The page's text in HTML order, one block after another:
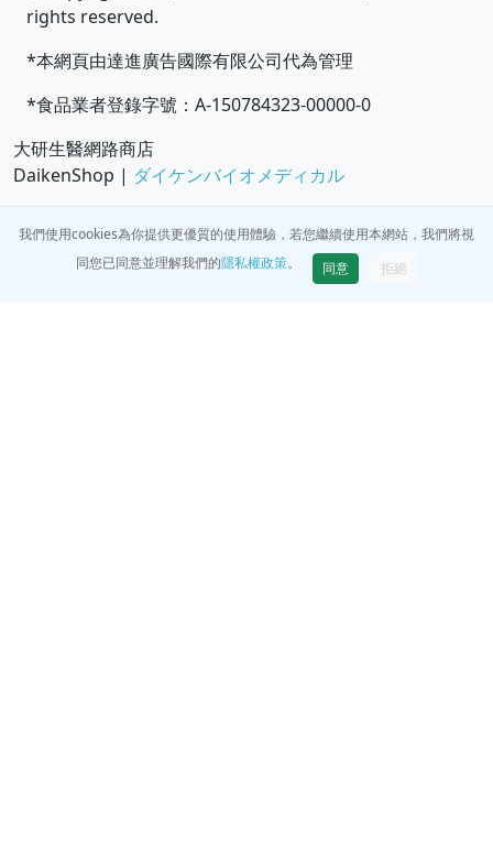
rights reserved.
*本網頁由達進廣告國際有限公司代為管理
*食品業者登錄字號：A-150784323-00000-0
大研生醫網路商店
DaikenShop | ダイケンバイオメディカル
我們使用cookies為你提供更優質的使用體驗，若您繼續使用本網站，我們將視
同您已同意並理解我們的隱私權政策。 同意 拒絕